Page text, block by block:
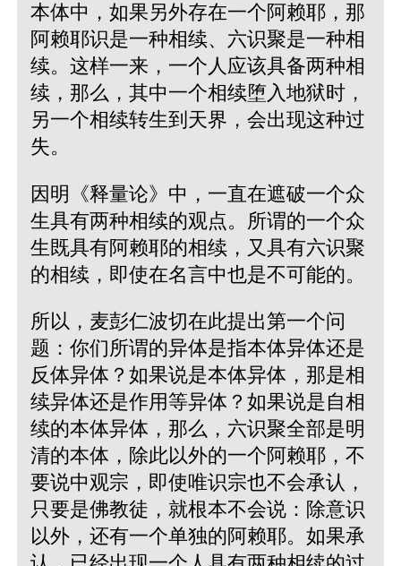
本体中，如果另外存在一个阿赖耶，那
阿赖耶识是一种相续、六识聚是一种相
续。这样一来，一个人应该具备两种相
续，那么，其中一个相续堕入地狱时，
另一个相续转生到天界，会出现这种过
失。
因明《释量论》中，一直在遮破一个众
生具有两种相续的观点。所谓的一个众
生既具有阿赖耶的相续，又具有六识聚
的相续，即使在名言中也是不可能的。
所以，麦彭仁波切在此提出第一个问
题：你们所谓的异体是指本体异体还是
反体异体？如果说是本体异体，那是相
续异体还是作用等异体？如果说是自相
续的本体异体，那么，六识聚全部是明
清的本体，除此以外的一个阿赖耶，不
要说中观宗，即使唯识宗也不会承认，
只要是佛教徒，就根本不会说：除意识
以外，还有一个单独的阿赖耶。如果承